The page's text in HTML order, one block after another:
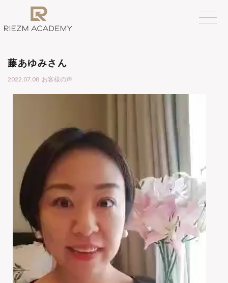
藤あゆみさん
2022.07.08 お客様の声